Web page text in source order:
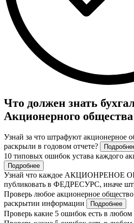
Что должен знать
Акционерного общества
Узнай за что штрафуют акционерное
раскрыли в годовом отчете?
10 типовых ошибок устава каждого
Подробнее
Узнай что каждое АКЦИОНРЕНОЕ
публиковать в ФЕДРЕСУРС, иначе
Проверь любое акционерное
раскрытии информации
Подробнее
Проверь какие 5 ошибок есть в любом